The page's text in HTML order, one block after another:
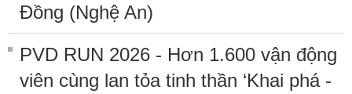
Đồng (Nghệ An)
PVD RUN 2026 - Hơn 1.600 vận động
viên cùng lan tỏa tinh thần ‘Khai phá -